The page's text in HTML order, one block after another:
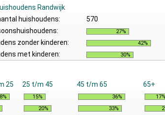
Randwijk
huishoudens:
570
27%
zonder kinderen: 42%
met kinderen: 30%
25 25 t/m 45 45 t/m 65
65+
15% 36% 17%
20% 33%